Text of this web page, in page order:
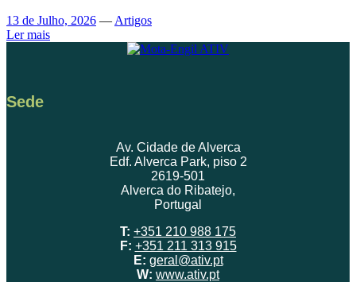
13 de Julho, 2026 — Artigos
Ler mais
Sede
Av. Cidade de Alverca
Edf. Alverca Park, piso 2
2619-501
Alverca do Ribatejo,
Portugal
T: +351 210 988 175
F: +351 211 313 915
E: geral@ativ.pt
W: www.ativ.pt